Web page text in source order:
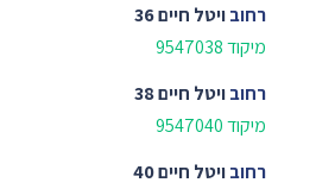
רחובויטל חיים 36
מיקוד 9547038
רחובויטל חיים 38
מיקוד 9547040
רחובויטל חיים 40